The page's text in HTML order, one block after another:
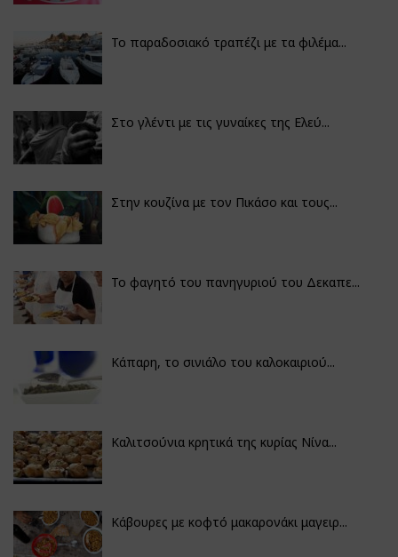
Το παραδοσιακό τραπέζι με τα φιλέμα...
Στο γλέντι με τις γυναίκες της Ελεύ...
Στην κουζίνα με τον Πικάσο και τους...
Το φαγητό του πανηγυριού του Δεκαπε...
Κάπαρη, το σινιάλο του καλοκαιριού...
Καλιτσούνια κρητικά της κυρίας Νίνα...
Κάβουρες με κοφτό μακαρονάκι μαγειρ...